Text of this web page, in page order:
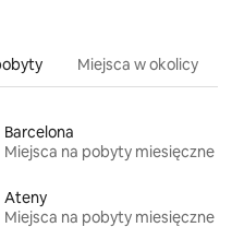
Miejsca w okolicy
Barcelona
Miejsca na pobyty miesięczne
Ateny
Miejsca na pobyty miesięczne